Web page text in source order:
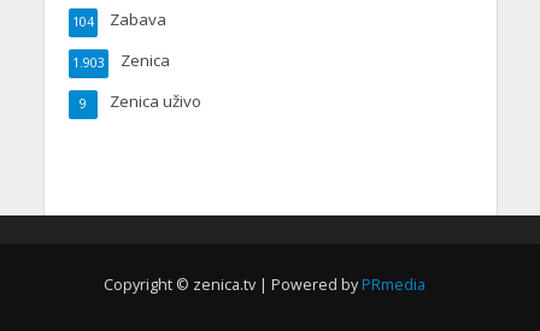
Zabava
104
Zenica
1.903
Zenica uživo
9
Copyright © zenica.tv | Powered by PRmedia